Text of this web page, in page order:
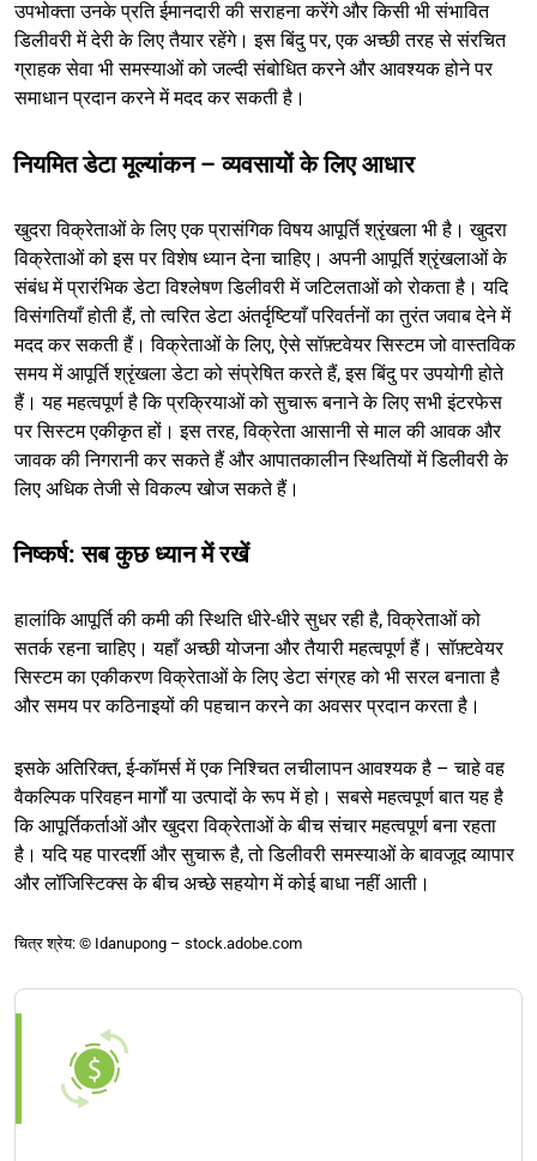
उपभोक्ता उनके प्रति ईमानदारी की सराहना करेंगे और किसी भी संभावित
डिलीवरी में देरी के लिए तैयार रहेंगे। इस बिंदु पर, एक अच्छी तरह से संरचित
ग्राहक सेवा भी समस्याओं को जल्दी संबोधित करने और आवश्यक होने पर
समाधान प्रदान करने में मदद कर सकती है।
नियमित डेटा मूल्यांकन – व्यवसायों के लिए आधार
खुदरा विक्रेताओं के लिए एक प्रासंगिक विषय आपूर्ति श्रृंखला भी है। खुदरा
विक्रेताओं को इस पर विशेष ध्यान देना चाहिए। अपनी आपूर्ति श्रृंखलाओं के
संबंध में प्रारंभिक डेटा विश्लेषण डिलीवरी में जटिलताओं को रोकता है। यदि
विसंगतियाँ होती हैं, तो त्वरित डेटा अंतर्दृष्टियाँ परिवर्तनों का तुरंत जवाब देने में
मदद कर सकती हैं। विक्रेताओं के लिए, ऐसे सॉफ़्टवेयर सिस्टम जो वास्तविक
समय में आपूर्ति श्रृंखला डेटा को संप्रेषित करते हैं, इस बिंदु पर उपयोगी होते
हैं। यह महत्वपूर्ण है कि प्रक्रियाओं को सुचारू बनाने के लिए सभी इंटरफेस
पर सिस्टम एकीकृत हों। इस तरह, विक्रेता आसानी से माल की आवक और
जावक की निगरानी कर सकते हैं और आपातकालीन स्थितियों में डिलीवरी के
लिए अधिक तेजी से विकल्प खोज सकते हैं।
निष्कर्ष: सब कुछ ध्यान में रखें
हालांकि आपूर्ति की कमी की स्थिति धीरे-धीरे सुधर रही है, विक्रेताओं को
सतर्क रहना चाहिए। यहाँ अच्छी योजना और तैयारी महत्वपूर्ण हैं। सॉफ़्टवेयर
सिस्टम का एकीकरण विक्रेताओं के लिए डेटा संग्रह को भी सरल बनाता है
और समय पर कठिनाइयों की पहचान करने का अवसर प्रदान करता है।
इसके अतिरिक्त, ई-कॉमर्स में एक निश्चित लचीलापन आवश्यक है – चाहे वह
वैकल्पिक परिवहन मार्गों या उत्पादों के रूप में हो। सबसे महत्वपूर्ण बात यह है
कि आपूर्तिकर्ताओं और खुदरा विक्रेताओं के बीच संचार महत्वपूर्ण बना रहता
है। यदि यह पारदर्शी और सुचारू है, तो डिलीवरी समस्याओं के बावजूद व्यापार
और लॉजिस्टिक्स के बीच अच्छे सहयोग में कोई बाधा नहीं आती।
चित्र श्रेय: © Idanupong – stock.adobe.com